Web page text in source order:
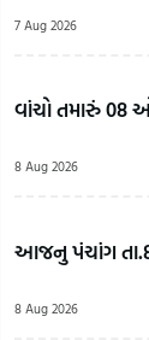
7 Aug 2026
વાંચો તમારું 08
8 Aug 2026
આજનુ પંચાંગ
8 Aug 2026
વિપદા
સફળતાનો
કંડારતી
વેરાવળની
દીકરી,